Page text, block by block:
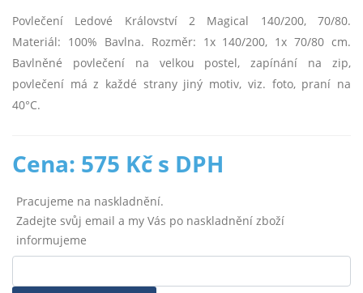
Povlečení Ledové Království 2 Magical 140/200, 70/80.
Materiál: 100% Bavlna. Rozměr: 1x 140/200, 1x 70/80 cm.
Bavlněné povlečení na velkou postel, zapínání na zip,
povlečení má z každé strany jiný motiv, viz. foto, praní na
40°C.
Cena: 575 Kč s DPH
Pracujeme na naskladnění.
Zadejte svůj email a my Vás po naskladnění zboží
informujeme